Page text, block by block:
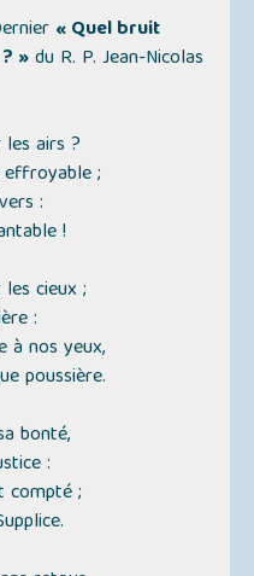
« Quel bruit
»du R. P. Jean-Nicolas
airs ?
;
:
!
cieux ;
:
à nos yeux,
poussière.
bonté,
:
compté ;